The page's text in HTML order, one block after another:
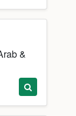
&